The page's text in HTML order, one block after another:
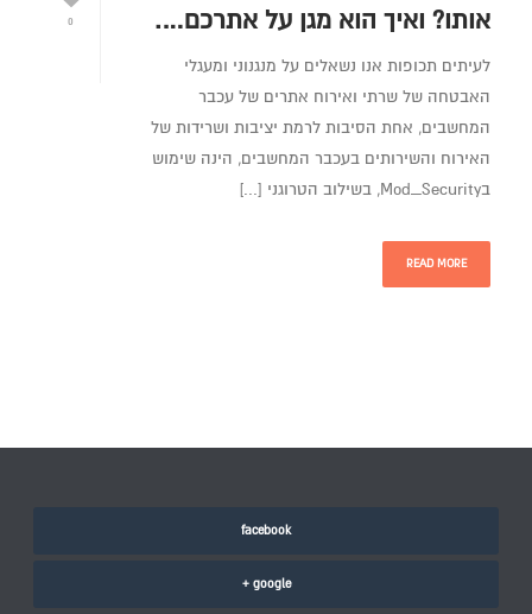
0
אותו? ואיך הוא מגן על אתרכם….
לעיתים תכופות אנו נשאלים על מנגנוני ומעגלי
האבטחה של שרתי ואירוח אתרים של עכבר
המחשבים, אחת הסיבות לרמת יציבות ושרידות של
האירוח והשירותים בעכבר המחשבים, הינה שימוש
בMod_Security, בשילוב הטרוגני [...]
READ MORE
facebook
google +